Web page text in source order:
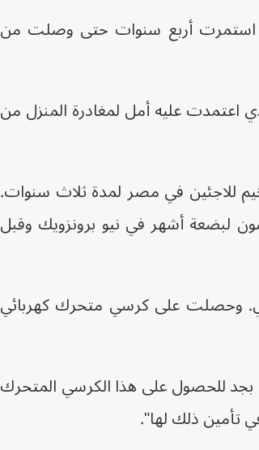
استمرت أربع سنوات حتى وصلت من
الذي اعتمدت عليه أمل لمغادرة المنزل من
عام 2019 وعاشت في مخيم للاجئين في مصر لمدة ثلاث سنوات.
لبضعة أشهر في نيو برونزويك وقبل
وحصلت على كرسي متحرك كهربائي
بجد للحصول على هذا الكرسي المتحرك
تأمين ذلك لها".